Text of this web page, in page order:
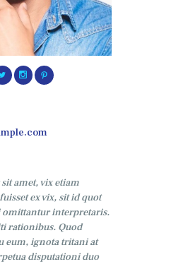
amet, vix etiam
ex vix, sit id quot
omittantur interpretaris.
rationibus. Quod
eum, ignota tritani at
disputationi duo